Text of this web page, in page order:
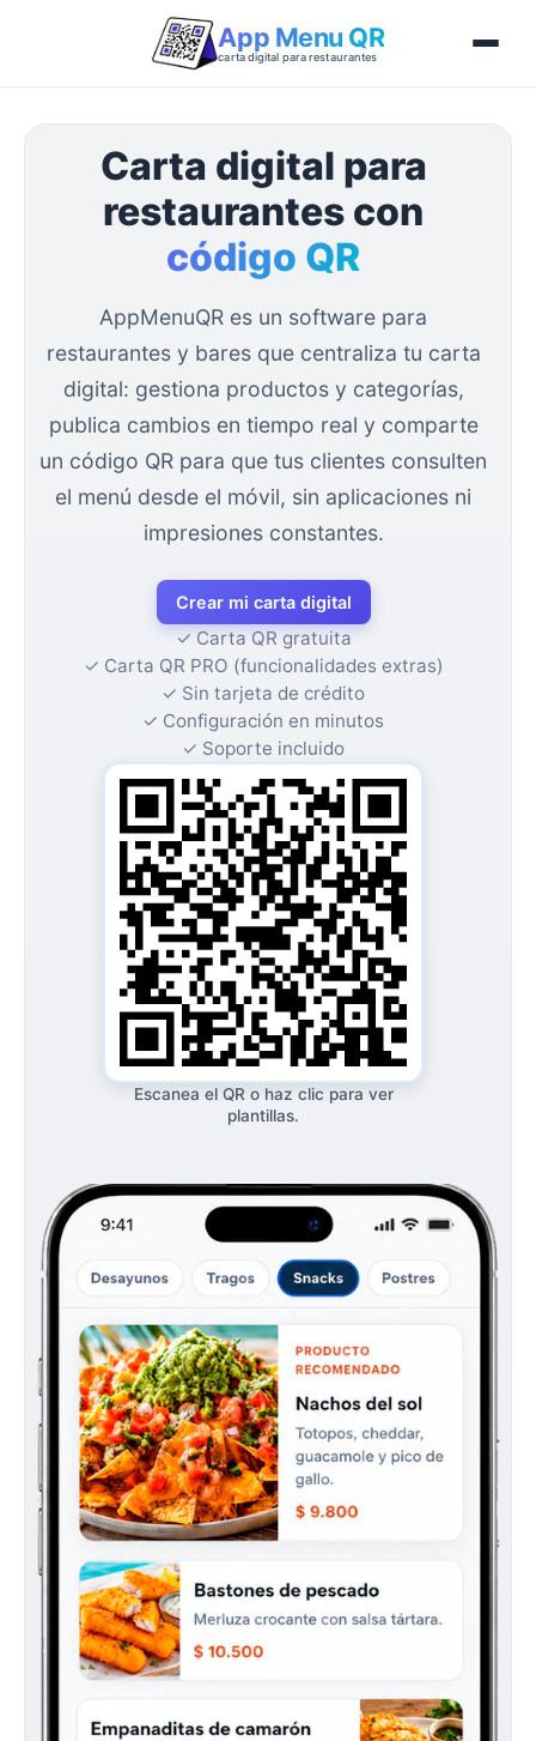
App Menu QR
carta digital para restaurantes
Carta digital para
restaurantes con
código QR
AppMenuQR es un software para
restaurantes y bares que centraliza tu carta
digital: gestiona productos y categorías,
publica cambios en tiempo real y comparte
un código QR para que tus clientes consulten
el menú desde el móvil, sin aplicaciones ni
impresiones constantes.
Crear mi carta digital
✓ Carta QR gratuita
✓ Carta QR PRO (funcionalidades extras)
✓ Sin tarjeta de crédito
✓ Configuración en minutos
✓ Soporte incluido
Escanea el QR o haz clic para ver
plantillas.